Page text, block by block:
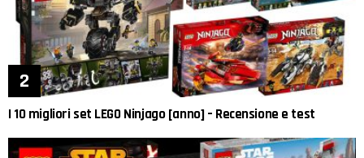
I 10 migliori set LEGO Ninjago [anno] – Recensione e test